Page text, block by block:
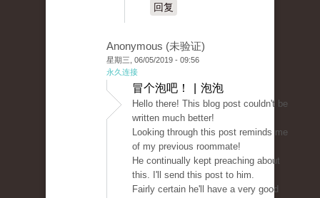
回复
Anonymous (未验证)
星期三, 06/05/2019 - 09:56
永久连接
冒个泡吧！ | 泡泡
Hello there! This blog post couldn't be
written much better!
Looking through this post reminds me
of my previous roommate!
He continually kept preaching about
this. I'll send this post to him.
Fairly certain he'll have a very good